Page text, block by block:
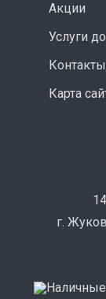
Акции
Услуги
Контакты
Карта
г.